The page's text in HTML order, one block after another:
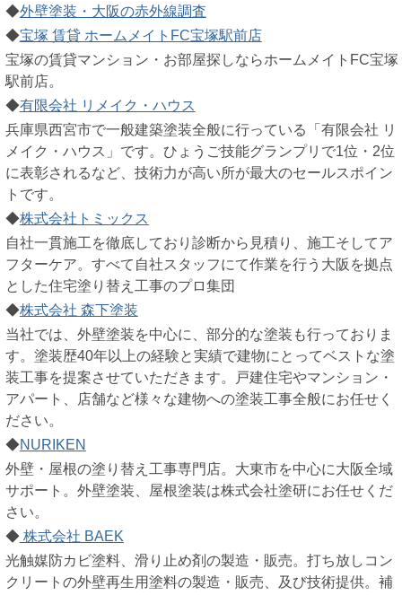
◆外壁塗装・大阪の赤外線調査
◆宝塚 賃貸 ホームメイトFC宝塚駅前店
宝塚の賃貸マンション・お部屋探しならホームメイトFC宝塚
駅前店。
◆有限会社 リメイク・ハウス
兵庫県西宮市で一般建築塗装全般に行っている「有限会社 リ
メイク・ハウス」です。ひょうご技能グランプリで1位・2位
に表彰されるなど、技術力が高い所が最大のセールスポイン
トです。
◆株式会社トミックス
自社一貫施工を徹底しており診断から見積り、施工そしてア
フターケア。すべて自社スタッフにて作業を行う大阪を拠点
とした住宅塗り替え工事のプロ集団
◆株式会社 森下塗装
当社では、外壁塗装を中心に、部分的な塗装も行っておりま
す。塗装歴40年以上の経験と実績で建物にとってベストな塗
装工事を提案させていただきます。戸建住宅やマンション・
アパート、店舗など様々な建物への塗装工事全般にお任せく
ださい。
◆NURIKEN
外壁・屋根の塗り替え工事専門店。大東市を中心に大阪全域
サポート。外壁塗装、屋根塗装は株式会社塗研にお任せくだ
さい。
◆株式会社 BAEK
光触媒防カビ塗料、滑り止め剤の製造・販売。打ち放しコン
クリートの外壁再生用塗料の製造・販売、及び技術提供。補